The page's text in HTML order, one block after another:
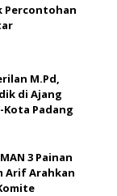
Percontohan
M.Pd,
di Ajang
Kota Padang
3 Painan
Arif Arahkan